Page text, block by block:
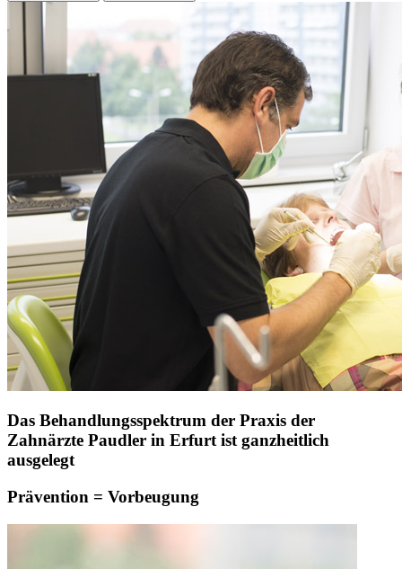
Das Behandlungsspektrum der Praxis der
Zahnärzte Paudler in Erfurt ist ganzheitlich
ausgelegt
Prävention = Vorbeugung